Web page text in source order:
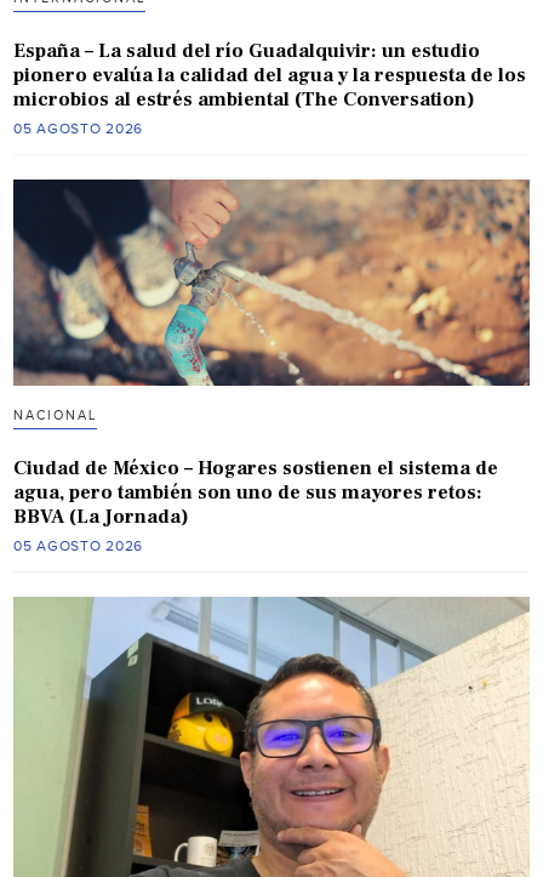
España – La salud del río Guadalquivir: un estudio
pionero evalúa la calidad del agua y la respuesta de los
microbios al estrés ambiental (The Conversation)
05 AGOSTO 2026
NACIONAL
Ciudad de México – Hogares sostienen el sistema de
agua, pero también son uno de sus mayores retos:
BBVA (La Jornada)
05 AGOSTO 2026